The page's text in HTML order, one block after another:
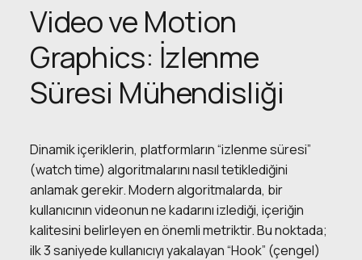
Video ve Motion
Graphics: İzlenme
Süresi Mühendisliği
Dinamik içeriklerin, platformların “izlenme süresi”
(watch time) algoritmalarını nasıl tetiklediğini
anlamak gerekir. Modern algoritmalarda, bir
kullanıcının videonun ne kadarını izlediği, içeriğin
kalitesini belirleyen en önemli metriktir. Bu noktada;
ilk 3 saniyede kullanıcıyı yakalayan “Hook” (çengel)